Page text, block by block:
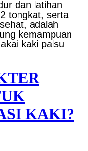
dan latihan
tongkat, serta
adalah
kemampuan
kaki palsu
KAKI?